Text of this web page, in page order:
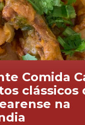
Comida
clássicos
na